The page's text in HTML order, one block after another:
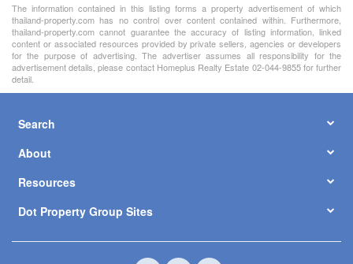
The information contained in this listing forms a property advertisement of which
thailand-property.com has no control over content contained within. Furthermore,
thailand-property.com cannot guarantee the accuracy of listing information, linked
content or associated resources provided by private sellers, agencies or developers
for the purpose of advertising. The advertiser assumes all responsibility for the
advertisement details, please contact Homeplus Realty Estate 02-044-9855 for further
detail.
Search
About
Resources
Dot Property Group Sites